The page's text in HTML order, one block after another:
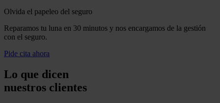
Olvida el papeleo del seguro
Reparamos tu luna en 30 minutos y nos encargamos de la gestión
con el seguro.
Pide cita ahora
Lo que dicen
nuestros clientes